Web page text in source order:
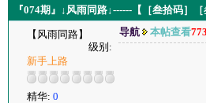
『074期』↓风雨同路↓------【［叁拾码］
【风雨同路】
级别:
新手上路
精华: 0
导航 本帖查看